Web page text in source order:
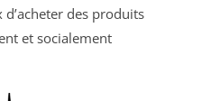
des produits
et socialement